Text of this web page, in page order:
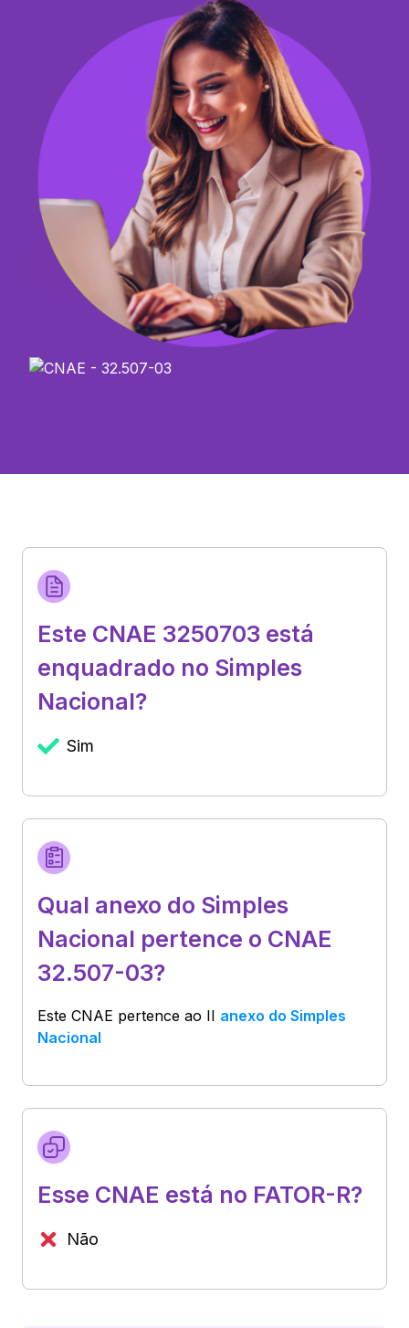
Este CNAE 3250703 está
enquadrado no Simples
Nacional?
Sim
Qual anexo do Simples
Nacional pertence o CNAE
32.507-03?
Este CNAE pertence ao II anexo do Simples
Nacional
Esse CNAE está no FATOR-R?
Não